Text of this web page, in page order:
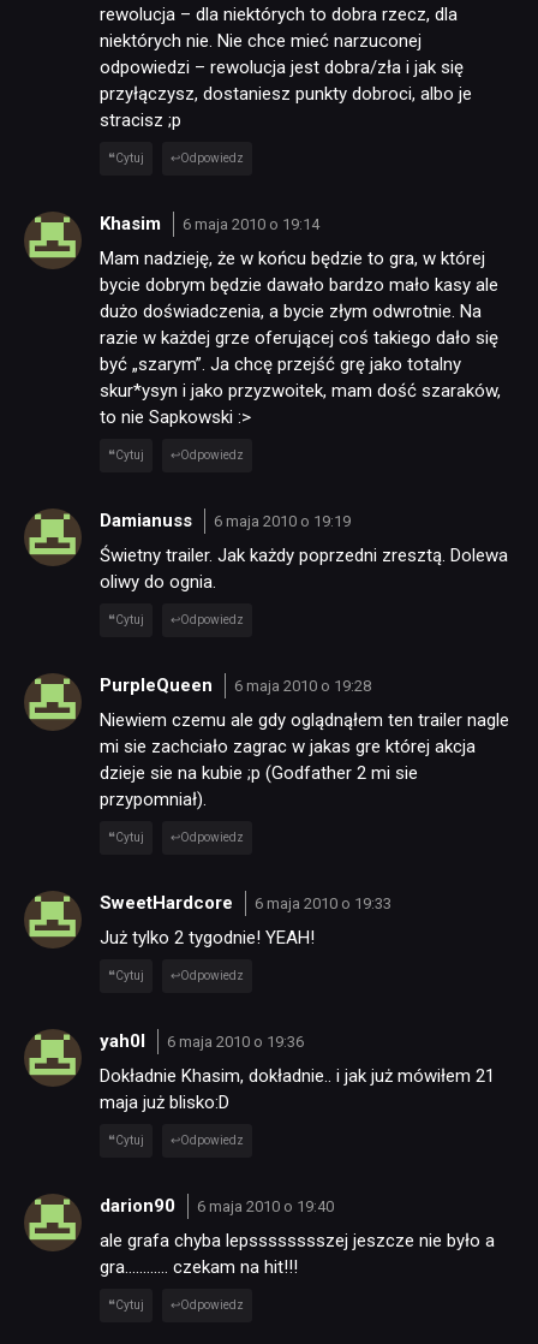
NEWSY
rewolucja – dla niektórych to dobra rzecz, dla
niektórych nie. Nie chce mieć narzuconej
odpowiedzi – rewolucja jest dobra/zła i jak się
przyłączysz, dostaniesz punkty dobroci, albo je
stracisz ;p
Cytuj Odpowiedz
Khasim 6 maja 2010 o 19:14
Mam nadzieję, że w końcu będzie to gra, w której
bycie dobrym będzie dawało bardzo mało kasy ale
dużo doświadczenia, a bycie złym odwrotnie. Na
razie w każdej grze oferującej coś takiego dało się
być „szarym”. Ja chcę przejść grę jako totalny
skur*ysyn i jako przyzwoitek, mam dość szaraków,
to nie Sapkowski :>
Cytuj Odpowiedz
Damianuss 6 maja 2010 o 19:19
Świetny trailer. Jak każdy poprzedni zresztą. Dolewa
oliwy do ognia.
Cytuj Odpowiedz
PurpleQueen 6 maja 2010 o 19:28
Niewiem czemu ale gdy oglądnąłem ten trailer nagle
mi sie zachciało zagrac w jakas gre której akcja
dzieje sie na kubie ;p (Godfather 2 mi sie
przypomniał).
Cytuj Odpowiedz
SweetHardcore 6 maja 2010 o 19:33
Już tylko 2 tygodnie! YEAH!
Cytuj Odpowiedz
yah0l 6 maja 2010 o 19:36
Dokładnie Khasim, dokładnie.. i jak już mówiłem 21
maja już blisko:D
Cytuj Odpowiedz
darion90 6 maja 2010 o 19:40
ale grafa chyba lepsssssssszej jeszcze nie było a
gra………… czekam na hit!!!
Cytuj Odpowiedz